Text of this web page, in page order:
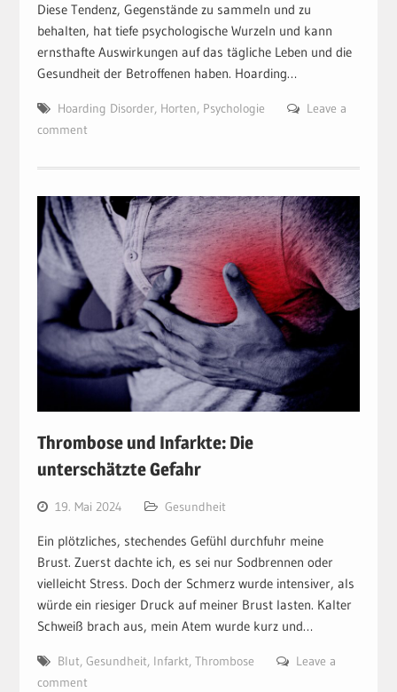
Diese Tendenz, Gegenstände zu sammeln und zu
behalten, hat tiefe psychologische Wurzeln und kann
ernsthafte Auswirkungen auf das tägliche Leben und die
Gesundheit der Betroffenen haben. Hoarding…
Hoarding Disorder, Horten, Psychologie
Leave a
comment
Thrombose und Infarkte: Die
unterschätzte Gefahr
19. Mai 2024 Gesundheit
Ein plötzliches, stechendes Gefühl durchfuhr meine
Brust. Zuerst dachte ich, es sei nur Sodbrennen oder
vielleicht Stress. Doch der Schmerz wurde intensiver, als
würde ein riesiger Druck auf meiner Brust lasten. Kalter
Schweiß brach aus, mein Atem wurde kurz und…
Blut, Gesundheit, Infarkt, Thrombose
Leave a
comment